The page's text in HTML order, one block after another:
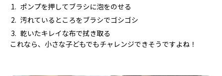
ポンプを押してブラシに泡をのせる
汚れているところをブラシでゴシゴシ
乾いたキレイな布で拭き取る
これなら、小さな子どもでもチャレンジできそうですよね！